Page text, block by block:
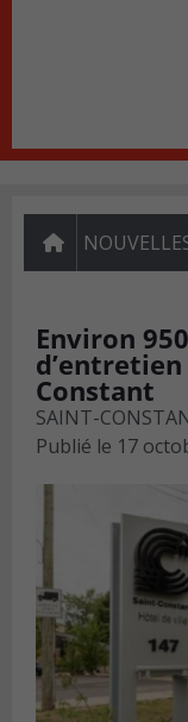
Environ
Constant
SAINT-
Publié le 17